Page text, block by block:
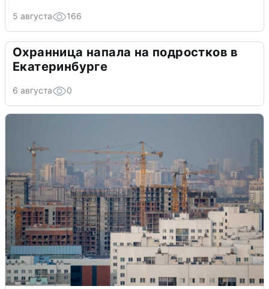
5 августа 166
Охранница напала на подростков в
Екатеринбурге
6 августа 0